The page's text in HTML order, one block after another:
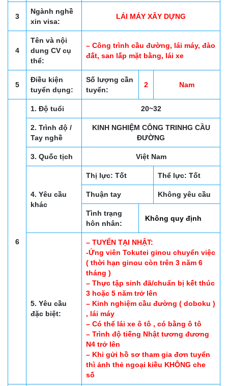
3
Ngành nghề
xin visa:
LÁI MÁY XÂY DỰNG
4
Tên và nội
dung CV cụ
thể:
– Công trình cầu đường, lái máy, đào
đất, san lấp mặt bằng, lái xe
5
Điều kiện
tuyển dụng:
Số lượng cần
tuyển:
2 Nam
6
1. Độ tuổi 20~32
2. Trình độ /
Tay nghề
KINH NGHIỆM CÔNG TRINHG CẦU
ĐƯỜNG
3. Quốc tịch Việt Nam
4. Yêu cầu
khác
Thị lực: Tốt Thể lực: Tốt
Thuận tay Không yêu cầu
Tình trạng
hôn nhân:
Không quy định
5. Yêu cầu
đặc biệt:
– TUYỂN TẠI NHẬT:
-Ứng viên Tokutei ginou chuyển việc
( thời hạn ginou còn trên 3 năm 6
tháng )
– Thực tập sinh đã/chuẩn bị kết thúc
3 hoặc 5 năm trở lên
– Kinh nghiệm cầu đường ( doboku )
, lái máy
– Có thể lái xe ô tô , có bằng ô tô
– Trình độ tiếng Nhật tương đương
N4 trở lên
– Khi gửi hồ sơ tham gia đơn tuyển
thì ảnh thẻ ngoại kiều KHÔNG che
số